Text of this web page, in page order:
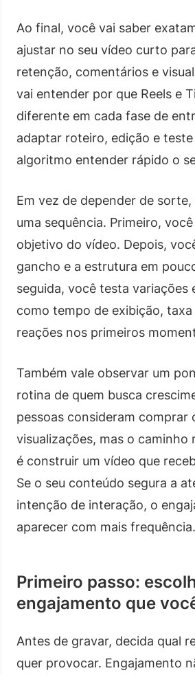
Ao final, você vai saber
ajustar no seu vídeo curto
retenção, comentários e
vai entender por que Reels e
diferente em cada fase de
adaptar roteiro, edição e
algoritmo entender rápido o
Em vez de depender de
uma sequência. Primeiro,
objetivo do vídeo. Depois,
gancho e a estrutura em
seguida, você testa variações
como tempo de exibição,
reações nos primeiros
Também vale observar um
rotina de quem busca
pessoas consideram comprar
visualizações, mas o caminho
é construir um vídeo que
Se o seu conteúdo segura a
intenção de interação, o
aparecer com mais frequência.
Primeiro passo:
engajamento que
Antes de gravar, decida qual
quer provocar. Engajamento